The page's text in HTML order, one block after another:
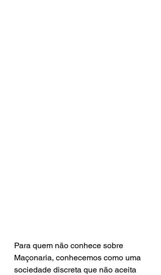
Para quem não conhece sobre
Maçonaria, conhecemos como uma
sociedade discreta que não aceita